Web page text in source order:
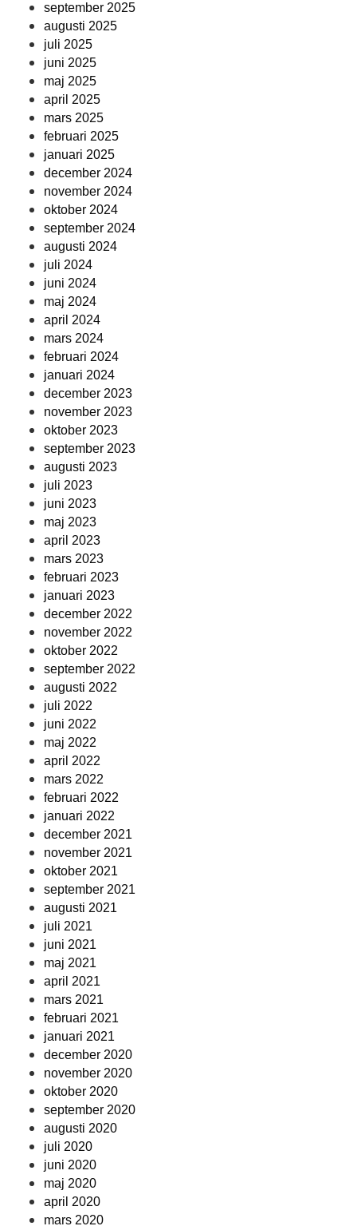
september 2025
augusti 2025
juli 2025
juni 2025
maj 2025
april 2025
mars 2025
februari 2025
januari 2025
december 2024
november 2024
oktober 2024
september 2024
augusti 2024
juli 2024
juni 2024
maj 2024
april 2024
mars 2024
februari 2024
januari 2024
december 2023
november 2023
oktober 2023
september 2023
augusti 2023
juli 2023
juni 2023
maj 2023
april 2023
mars 2023
februari 2023
januari 2023
december 2022
november 2022
oktober 2022
september 2022
augusti 2022
juli 2022
juni 2022
maj 2022
april 2022
mars 2022
februari 2022
januari 2022
december 2021
november 2021
oktober 2021
september 2021
augusti 2021
juli 2021
juni 2021
maj 2021
april 2021
mars 2021
februari 2021
januari 2021
december 2020
november 2020
oktober 2020
september 2020
augusti 2020
juli 2020
juni 2020
maj 2020
april 2020
mars 2020